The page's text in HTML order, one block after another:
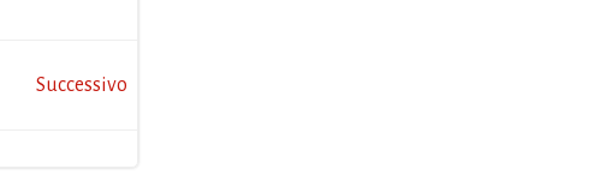
Successivo